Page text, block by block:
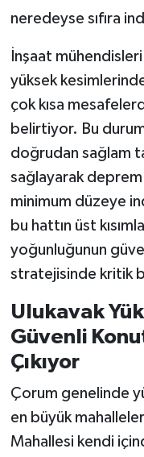
neredeyse sıfıra
İnşaat
yüksek kesimlerinde
çok kısa
belirtiyor. Bu
doğrudan sağlam
sağlayarak deprem
minimum düzeye
bu hattın üst
yoğunluğunun
stratejisinde kritik
Ulukavak
Güvenli
Çıkıyor
Çorum genelinde
en büyük
Mahallesi kendi